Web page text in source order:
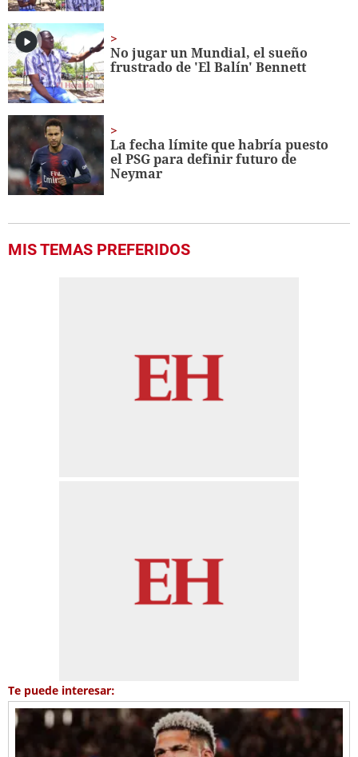
No jugar un Mundial, el sueño
frustrado de 'El Balín' Bennett
La fecha límite que habría puesto
el PSG para definir futuro de
Neymar
MIS TEMAS PREFERIDOS
Te puede interesar: